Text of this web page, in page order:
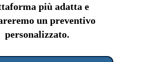
più adatta e
un preventivo
personalizzato.